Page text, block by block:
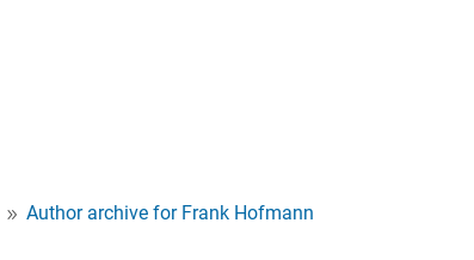
9 Author archive for Frank Hofmann